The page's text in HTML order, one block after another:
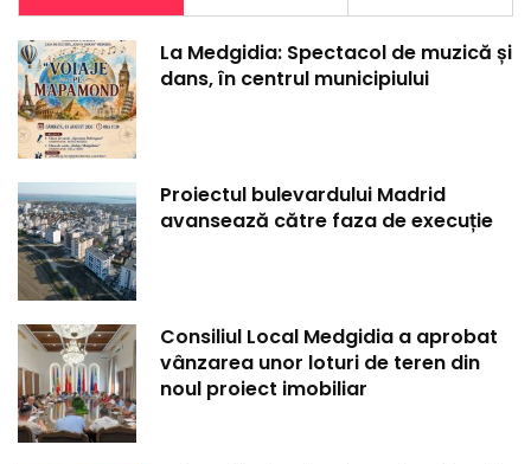
La Medgidia: Spectacol de muzică și
dans, în centrul municipiului
Proiectul bulevardului Madrid
avansează către faza de execuție
Consiliul Local Medgidia a aprobat
vânzarea unor loturi de teren din
noul proiect imobiliar